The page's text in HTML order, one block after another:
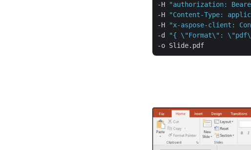
-H
"authorization:
-H
"Content-Type:
-H
"x-aspose-client:
-d
"{ \"Format\":